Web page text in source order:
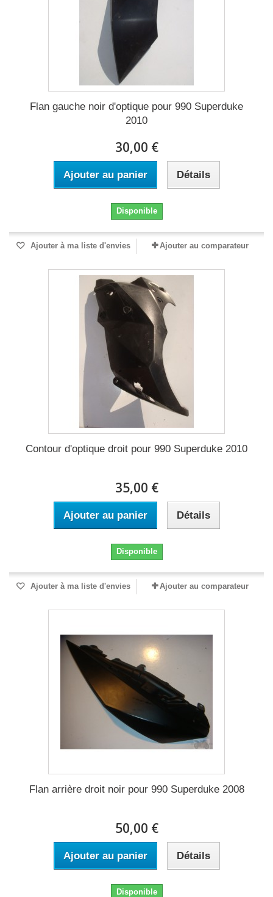
Flan gauche noir d'optique pour 990 Superduke
2010
30,00 €
Ajouter au panier Détails
Disponible
Ajouter à ma liste d'envies Ajouter au comparateur
Contour d'optique droit pour 990 Superduke 2010
35,00 €
Ajouter au panier Détails
Disponible
Ajouter à ma liste d'envies Ajouter au comparateur
Flan arrière droit noir pour 990 Superduke 2008
50,00 €
Ajouter au panier Détails
Disponible